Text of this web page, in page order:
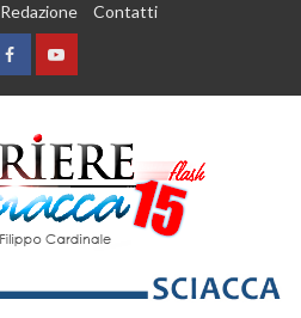
Redazione Contatti
FacebookYountube